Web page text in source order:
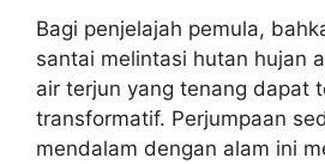
Bagi penjelajah pemula,
santai melintasi hutan hujan
air terjun yang tenang dapat
transformatif. Perjumpaan
mendalam dengan alam ini